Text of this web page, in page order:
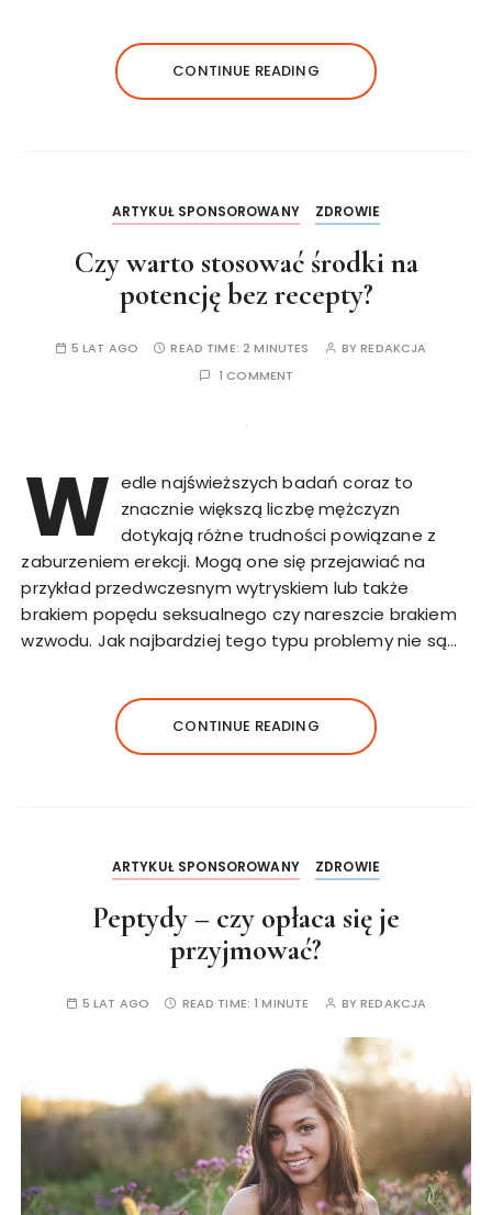
CONTINUE READING
ARTYKUŁ SPONSOROWANY ZDROWIE
Czy warto stosować środki na
potencję bez recepty?
5 LAT AGO READ TIME:2 MINUTES BYREDAKCJA
1 COMMENT
W edle najświeższych badań coraz to
znacznie większą liczbę mężczyzn
dotykają różne trudności powiązane z
zaburzeniem erekcji. Mogą one się przejawiać na
przykład przedwczesnym wytryskiem lub także
brakiem popędu seksualnego czy nareszcie brakiem
wzwodu. Jak najbardziej tego typu problemy nie są…
CONTINUE READING
ARTYKUŁ SPONSOROWANY ZDROWIE
Peptydy – czy opłaca się je
przyjmować?
5 LAT AGO READ TIME:1 MINUTE BYREDAKCJA